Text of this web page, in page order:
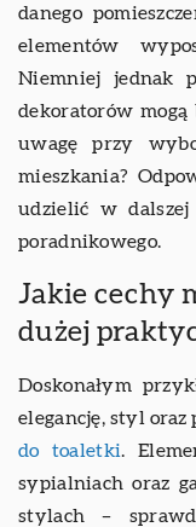
danego
elementów
Niemniej jednak
dekoratorów mogą
uwagę przy
mieszkania?
udzielić w dalszej
poradnikowego.
Jakie cechy
dużej
Doskonałym
elegancję, styl
do toaletki.
sypialniach oraz
stylach –